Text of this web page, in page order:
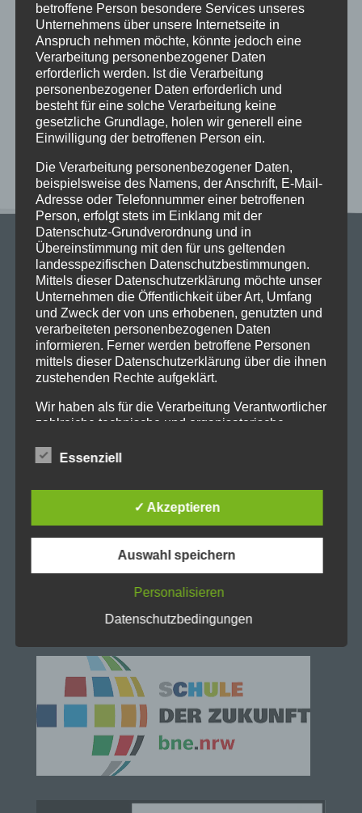
Sportfest 2026 im Goystadion
Gruß vom Förderverein
Innenhofparty des Kollegiums – Kunst trifft
Gemeinschaft
Exkursionstag der Einführungsphase (EF/11)
Neueste Kommentare
Stadtgymnasium Dortmund
Adresse: Heiliger Weg 25, 44135 Dortmund
Telefon: 0231-50 23 136
Fax: 0231-50 10 769
betroffene Person besondere Services unseres
Unternehmens über unsere Internetseite in
Anspruch nehmen möchte, könnte jedoch eine
Verarbeitung personenbezogener Daten
erforderlich werden. Ist die Verarbeitung
personenbezogener Daten erforderlich und
besteht für eine solche Verarbeitung keine
gesetzliche Grundlage, holen wir generell eine
Einwilligung der betroffenen Person ein.
Die Verarbeitung personenbezogener Daten,
beispielsweise des Namens, der Anschrift, E-Mail-
Adresse oder Telefonnummer einer betroffenen
Person, erfolgt stets im Einklang mit der
Datenschutz-Grundverordnung und in
Übereinstimmung mit den für uns geltenden
landesspezifischen Datenschutzbestimmungen.
Mittels dieser Datenschutzerklärung möchte unser
Unternehmen die Öffentlichkeit über Art, Umfang
und Zweck der von uns erhobenen, genutzten und
verarbeiteten personenbezogenen Daten
informieren. Ferner werden betroffene Personen
mittels dieser Datenschutzerklärung über die ihnen
zustehenden Rechte aufgeklärt.
Wir haben als für die Verarbeitung Verantwortlicher
zahlreiche technische und organisatorische
lückenlosen Schutz der über diese Internetseite
sicherzustellen. Dennoch können Internetbasierte
Datenübertragungen grundsätzlich
Schutz nicht gewährleistet werden kann. Aus
diesem Grund steht es jeder betroffenen Person
alternativen Wegen, beispielsweise telefonisch, an
uns zu übermitteln.
Die Datenschutzerklärung beruht auf den
Begrifflichkeiten, die durch den Europäischen
Richtlinien- und Verordnungsgeber beim Erlass
der Datenschutz-Grundverordnung (DS-GVO)
verwendet wurden. Unsere Datenschutzerklärung
soll sowohl für die Öffentlichkeit als auch für
unsere Kunden und Geschäftspartner einfach
Essenziell
✓ Akzeptieren
Auswahl speichern
Personalisieren
Datenschutzbedingungen